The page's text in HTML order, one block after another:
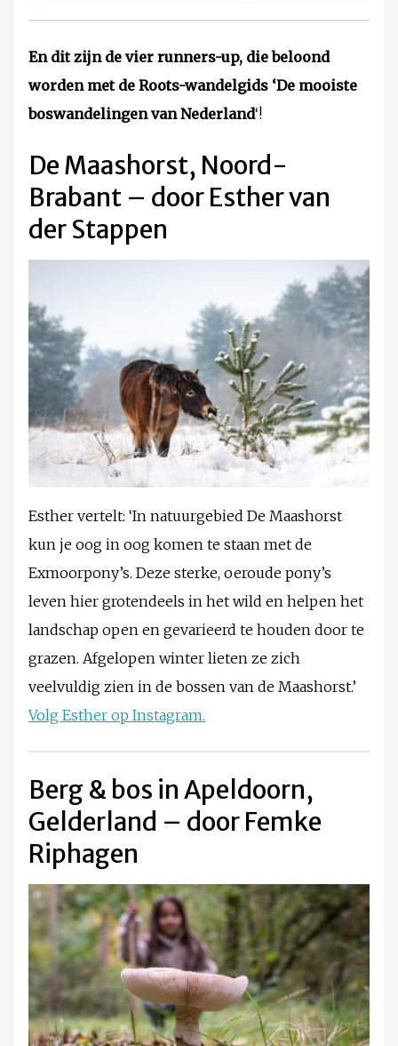
En dit zijn de vier runners-up, die beloond
worden met de Roots-wandelgids ‘De mooiste
boswandelingen van Nederland‘!
De Maashorst, Noord-
Brabant – door Esther van
der Stappen
Esther vertelt: ‘In natuurgebied De Maashorst
kun je oog in oog komen te staan met de
Exmoorpony’s. Deze sterke, oeroude pony’s
leven hier grotendeels in het wild en helpen het
landschap open en gevarieerd te houden door te
grazen. Afgelopen winter lieten ze zich
veelvuldig zien in de bossen van de Maashorst.’
Volg Esther op Instagram.
Berg & bos in Apeldoorn,
Gelderland – door Femke
Riphagen